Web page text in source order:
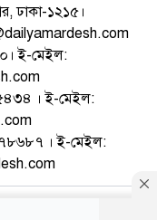
ঢাকা-১২১৫।
ই-মেইল:
। ই-মেইল:
। ই-মেইল: